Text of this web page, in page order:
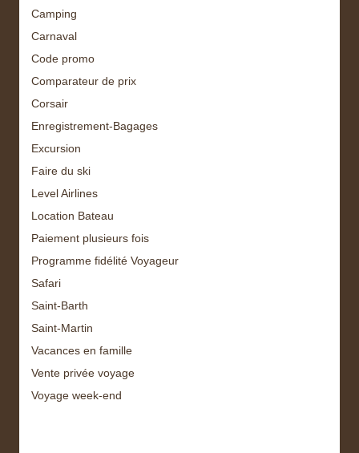
Camping
Carnaval
Code promo
Comparateur de prix
Corsair
Enregistrement-Bagages
Excursion
Faire du ski
Level Airlines
Location Bateau
Paiement plusieurs fois
Programme fidélité Voyageur
Safari
Saint-Barth
Saint-Martin
Vacances en famille
Vente privée voyage
Voyage week-end